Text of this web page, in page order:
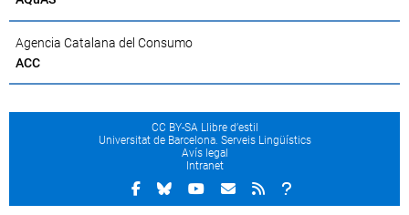
Agencia Catalana del Consumo
ACC
CC BY-SA Llibre d’estil
Universitat de Barcelona. Serveis Lingüístics
Avís legal
Intranet